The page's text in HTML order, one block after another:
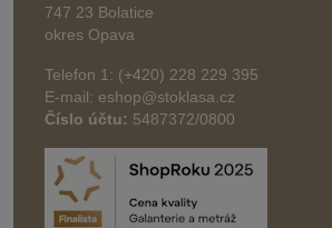
747 23 Bolatice
okres Opava
Telefon 1: (+420) 228 229 395
E-mail: eshop@stoklasa.cz
Číslo účtu: 5487372/0800